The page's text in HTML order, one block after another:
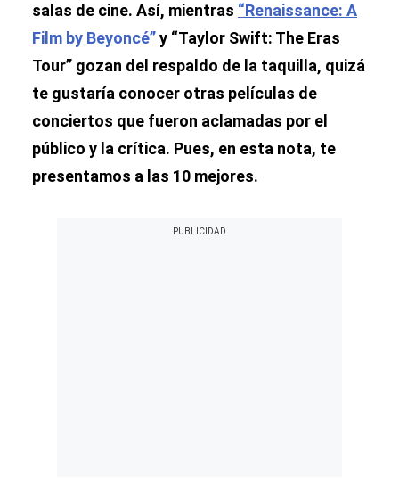
salas de cine. Así, mientras “Renaissance: A
Film by Beyoncé”y “Taylor Swift: The Eras
Tour” gozan del respaldo de la taquilla, quizá
te gustaría conocer otras películas de
conciertos que fueron aclamadas por el
público y la crítica. Pues, en esta nota, te
presentamos a las 10 mejores.